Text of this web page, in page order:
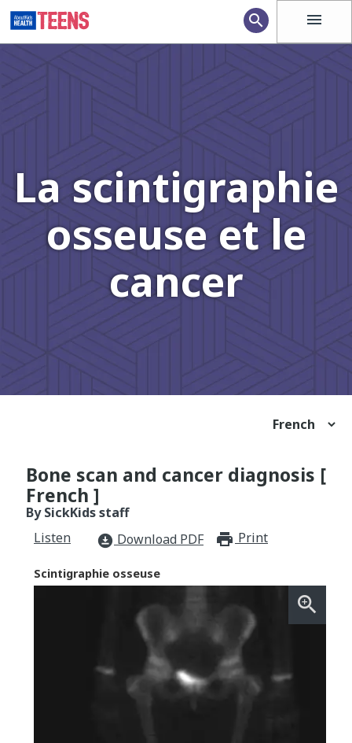
menu
search
La scintigraphie
osseuse et le
cancer
Bone scan and cancer diagnosis [
French ]
By SickKids staff
Listen
download_for_offline Download PDF Print
Scintigraphie osseuse